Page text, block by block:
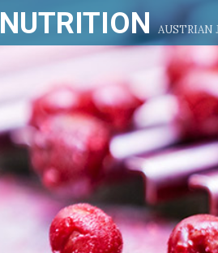
NUTRITIONAUSTRIAN